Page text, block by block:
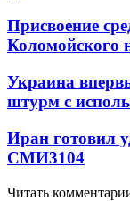
Присвоение
Коломойского
Украина
штурм с
Иран готовил
СМИ3104
Читать